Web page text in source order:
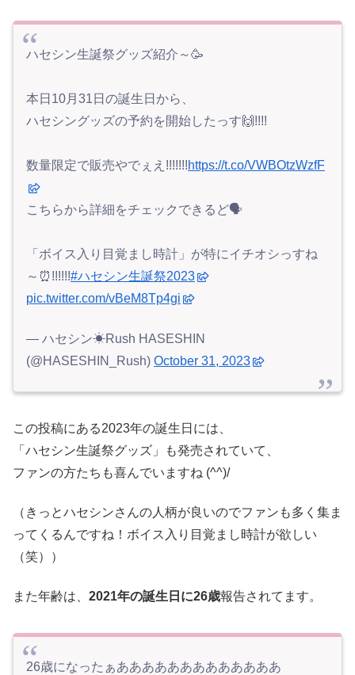
ハセシン生誕祭グッズ紹介～🥳
本日10月31日の誕生日から、
ハセシングッズの予約を開始したっす🙌!!!!
数量限定で販売やでぇえ!!!!!!!https://t.co/VWBOtzWzfF
こちらから詳細をチェックできるど🗣️
「ボイス入り目覚まし時計」が特にイチオシっすね
～⏰!!!!!!#ハセシン生誕祭2023
pic.twitter.com/vBeM8Tp4gi
— ハセシン☀Rush HASESHIN
(@HASESHIN_Rush) October 31, 2023
この投稿にある2023年の誕生日には、
「ハセシン生誕祭グッズ」も発売されていて、
ファンの方たちも喜んでいますね (^^)/
（きっとハセシンさんの人柄が良いのでファンも多く集ま
ってくるんですね！ボイス入り目覚まし時計が欲しい
（笑））
また年齢は、 2021年の誕生日に26歳報告されてます。
26歳になったぁあああああああああああああ